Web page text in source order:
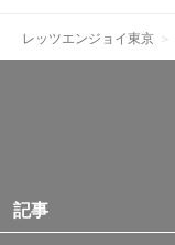
レッツエンジョイ東京
記事